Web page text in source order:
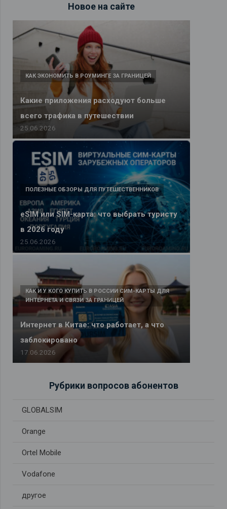
Новое на сайте
Какие приложения расходуют больше
всего трафика в путешествии
КАК ЭКОНОМИТЬ В РОУМИНГЕ ЗА ГРАНИЦЕЙ
25.06.2026
eSIM или SIM-карта: что выбрать туристу
в 2026 году
ПОЛЕЗНЫЕ ОБЗОРЫ ДЛЯ ПУТЕШЕСТВЕННИКОВ
25.06.2026
Интернет в Китае: что работает, а что
заблокировано
КАК И У КОГО КУПИТЬ В РОССИИ СИМ-КАРТЫ ДЛЯ
ИНТЕРНЕТА И СВЯЗИ ЗА ГРАНИЦЕЙ
17.06.2026
Рубрики вопросов абонентов
GLOBALSIM
Orange
Ortel Mobile
Vodafone
другое